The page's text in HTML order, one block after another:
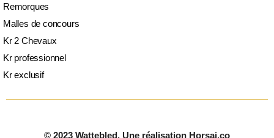
Remorques
Malles de concours
Kr 2 Chevaux
Kr professionnel
Kr exclusif
© 2023 Wattebled. Une réalisation Horsai.co